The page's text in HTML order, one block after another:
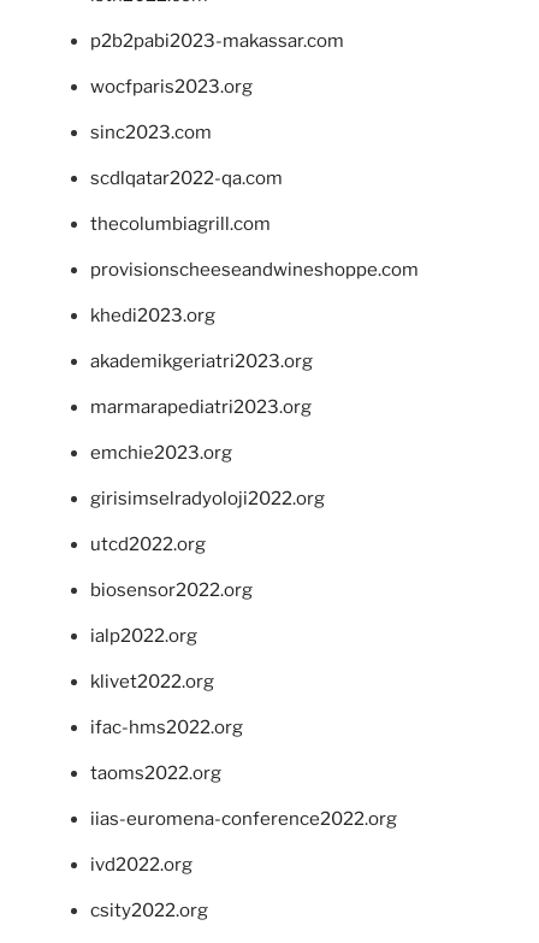
p2b2pabi2023-makassar.com
wocfparis2023.org
sinc2023.com
scdlqatar2022-qa.com
thecolumbiagrill.com
provisionscheeseandwineshoppe.com
khedi2023.org
akademikgeriatri2023.org
marmarapediatri2023.org
emchie2023.org
girisimselradyoloji2022.org
utcd2022.org
biosensor2022.org
ialp2022.org
klivet2022.org
ifac-hms2022.org
taoms2022.org
iias-euromena-conference2022.org
ivd2022.org
csity2022.org